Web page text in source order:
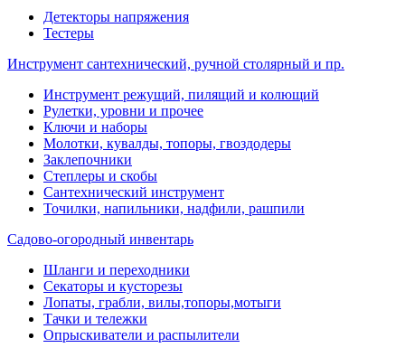
Детекторы напряжения
Тестеры
Инструмент сантехнический, ручной столярный и пр.
Инструмент режущий, пилящий и колющий
Рулетки, уровни и прочее
Ключи и наборы
Молотки, кувалды, топоры, гвоздодеры
Заклепочники
Степлеры и скобы
Сантехнический инструмент
Точилки, напильники, надфили, рашпили
Садово-огородный инвентарь
Шланги и переходники
Секаторы и кусторезы
Лопаты, грабли, вилы,топоры,мотыги
Тачки и тележки
Опрыскиватели и распылители